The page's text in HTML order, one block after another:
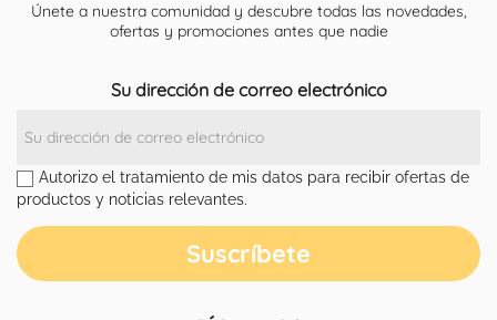
Únete a nuestra comunidad y descubre todas las novedades,
ofertas y promociones antes que nadie
Su dirección de correo electrónico
Autorizo el tratamiento de mis datos para recibir ofertas de
productos y noticias relevantes.